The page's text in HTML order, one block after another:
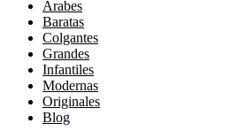
Árabes
Baratas
Colgantes
Grandes
Infantiles
Modernas
Originales
Blog